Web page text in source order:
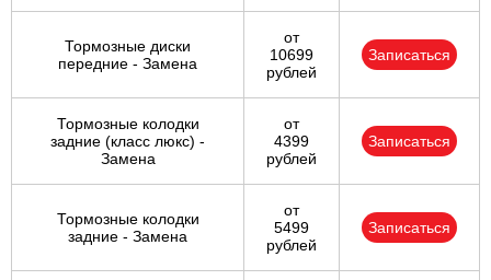
Тормозные диски
передние - Замена
от
10699
рублей
Записаться
Тормозные колодки
задние (класс люкс) -
Замена
от
4399
рублей
Записаться
Тормозные колодки
задние - Замена
от
5499
рублей
Записаться